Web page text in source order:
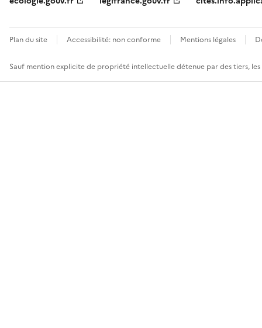
Plan du site Accessibilité: non conforme Mentions légales
Sauf mention explicite de propriété intellectuelle détenue par des tiers,